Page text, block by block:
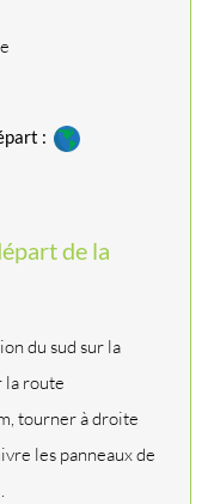
:
de la
du sud sur la
la route
tourner à droite
les panneaux de